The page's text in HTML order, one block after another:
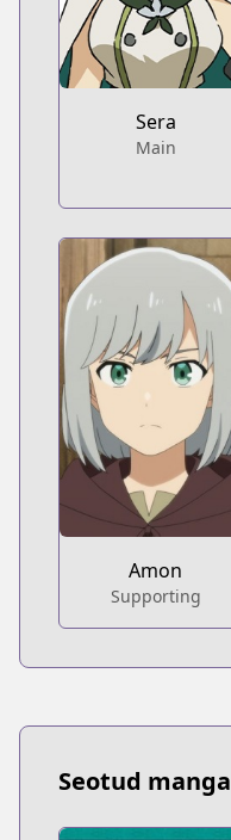
Sera
Main
Amon
Supporting
Seotud manga